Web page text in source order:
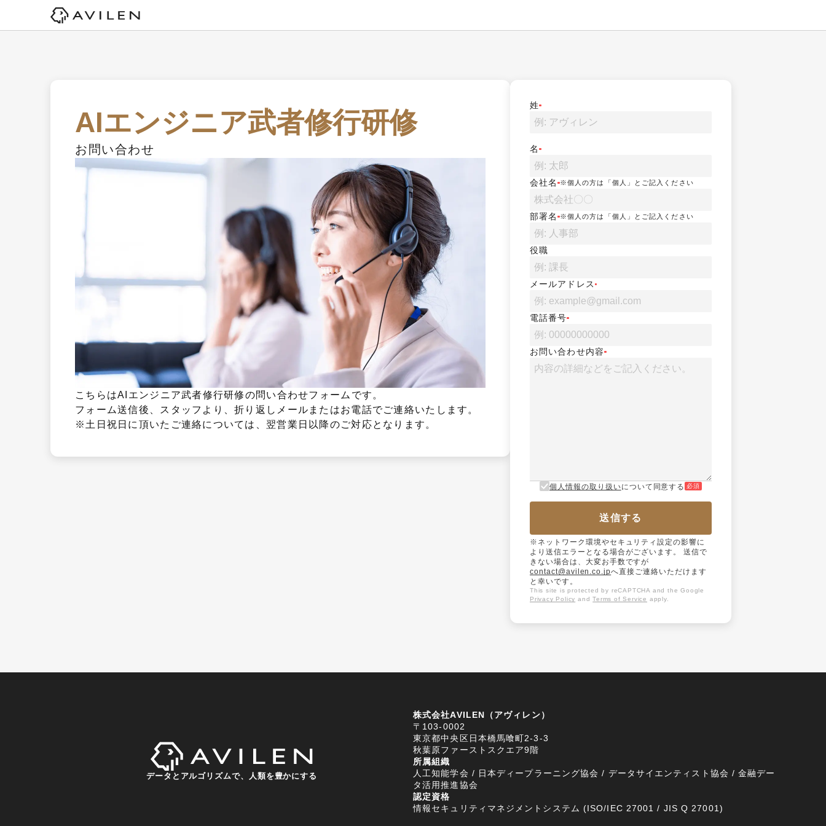
AIエンジニア武者修行研修
お問い合わせ
こちらはAIエンジニア武者修行研修の問い合わせフォームです。
フォーム送信後、スタッフより、折り返しメールまたはお電話でご連絡いたします。
※土日祝日に頂いたご連絡については、翌営業日以降のご対応となります。
姓
名
会社名 ※個人の方は「個人」とご記入ください
部署名 ※個人の方は「個人」とご記入ください
役職
メールアドレス
電話番号
お問い合わせ内容
個人情報の取り扱いについて同意する 必須
送信する
※ネットワーク環境やセキュリティ設定の影響に
より送信エラーとなる場合がございます。 送信で
きない場合は、大変お手数ですが
contact@avilen.co.jpへ直接ご連絡いただけます
と幸いです。
This site is protected by reCAPTCHA and the Google
Privacy Policy and Terms of Service apply.
データとアルゴリズムで、人類を豊かにする
株式会社AVILEN（アヴィレン）
〒103-0002
東京都中央区日本橋馬喰町2-3-3
秋葉原ファーストスクエア9階
所属組織
人工知能学会 / 日本ディープラーニング協会 / データサイエンティスト協会 / 金融デー
タ活用推進協会
認定資格
情報セキュリティマネジメントシステム (ISO/IEC 27001 / JIS Q 27001)